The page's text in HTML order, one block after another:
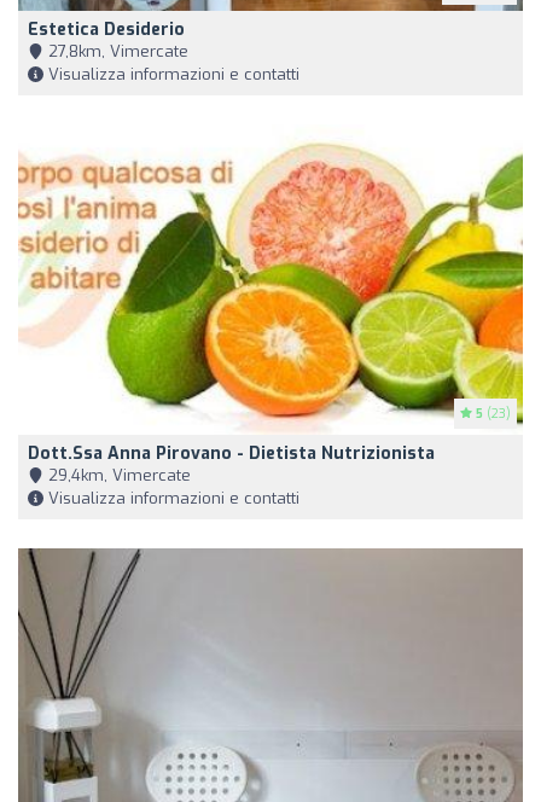
Estetica Desiderio
27,8km, Vimercate
Visualizza informazioni e contatti
5 (23)
Dott.ssa Anna Pirovano - Dietista Nutrizionista
29,4km, Vimercate
Visualizza informazioni e contatti